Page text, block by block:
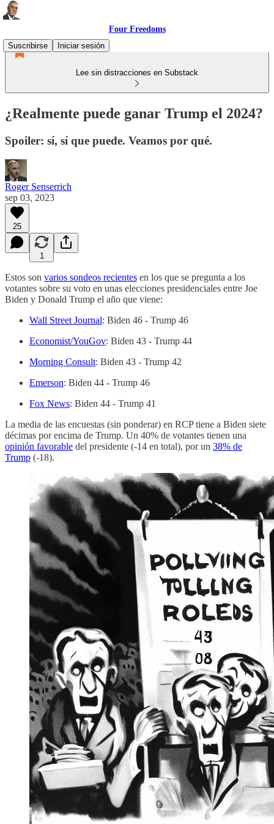
Four Freedoms
Suscribirse
Iniciar sesión
Lee sin distracciones en Substack
¿Realmente puede ganar Trump el 2024?
Spoiler: sí, sí que puede. Veamos por qué.
Roger Senserrich
sep 03, 2023
25
1
Estos son varios sondeos recientes en los que se pregunta a los
votantes sobre su voto en unas elecciones presidenciales entre Joe
Biden y Donald Trump el año que viene:
Wall Street Journal: Biden 46 - Trump 46
Economist/YouGov: Biden 43 - Trump 44
Morning Consult: Biden 43 - Trump 42
Emerson: Biden 44 - Trump 46
Fox News: Biden 44 - Trump 41
La media de las encuestas (sin ponderar) en RCP tiene a Biden siete
décimas por encima de Trump. Un 40% de votantes tienen una
opinión favorable del presidente (-14 en total), por un 38% de
Trump (-18).